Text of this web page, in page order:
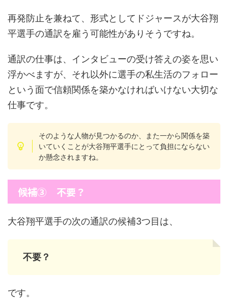
再発防止を兼ねて、形式としてドジャースが大谷翔
平選手の通訳を雇う可能性がありそうですね。
通訳の仕事は、インタビューの受け答えの姿を思い
浮かべますが、それ以外に選手の私生活のフォロー
という面で信頼関係を築かなければいけない大切な
仕事です。
そのような人物が見つかるのか、また一から関係を築
いていくことが大谷翔平選手にとって負担にならない
か懸念されますね。
候補③ 不要？
大谷翔平選手の次の通訳の候補3つ目は、
不要？
です。